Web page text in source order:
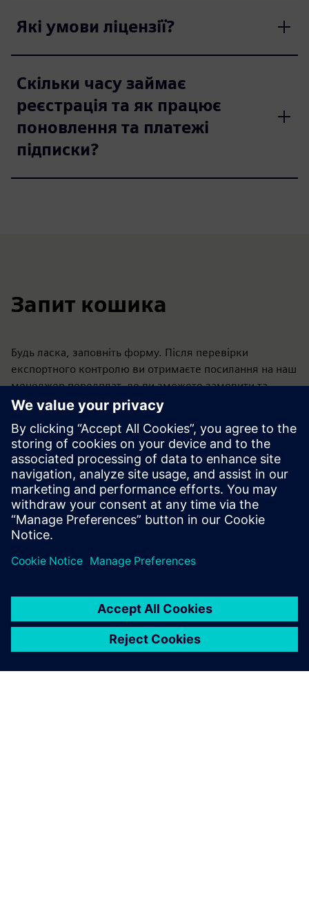
Які умови ліцензії?
Скільки часу займає
реєстрація та як працює
поновлення та платежі
підписки?
Запит кошика
Будь ласка, заповніть форму. Після перевірки
експортного контролю ви отримаєте посилання на наш
менеджер передплат, де ви зможете замовити та
оплатити програмне забезпечення. Щоб отримати
зв'яжіться з відділом продажів:pti-pss-
sales.si@siemens.com